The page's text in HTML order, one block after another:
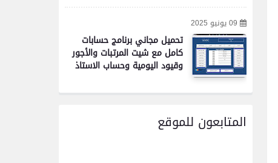
09 يونيو 2025
تحميل مجاني برنامج حسابات
كامل مع شيت المرتبات والأجور
وقيود اليومية وحساب الاستاذ
المتابعون للموقع